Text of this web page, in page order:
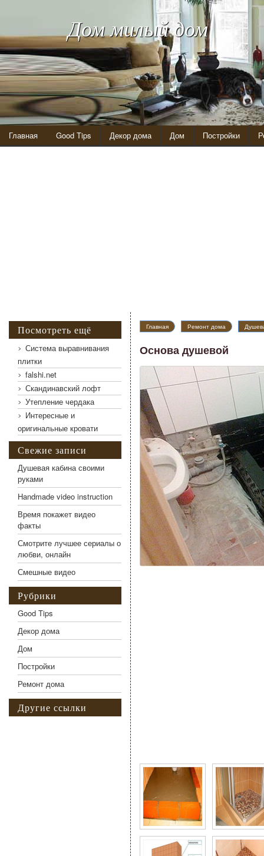
Дом милый дом
Главная Good Tips Декор дома Дом Постройки
Главная Ремонт дома
Основа душевой
Посмотреть ещё
Система выравнивания
плитки
falshi.net
Скандинавский лофт
Утепление чердака
Интересные и
оригинальные кровати
Свежие записи
Душевая кабина своими
руками
Handmade video instruction
Время покажет видео
факты
Смотрите лучшее сериалы о
любви, онлайн
Смешные видео
Рубрики
Good Tips
Декор дома
Дом
Постройки
Ремонт дома
Другие ссылки